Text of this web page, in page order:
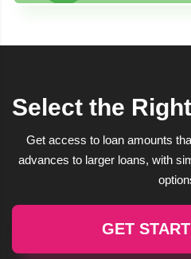
Select the
Get access to loan amounts
advances to larger loans, with
GET